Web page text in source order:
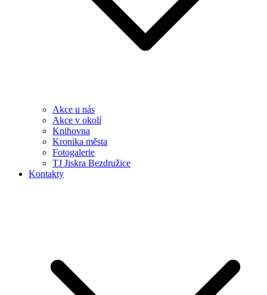
Akce u nás
Akce v okolí
Knihovna
Kronika města
Fotogalerie
TJ Jiskra Bezdružice
Kontakty